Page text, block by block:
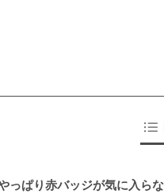
っぱり赤バッジが気に入ら